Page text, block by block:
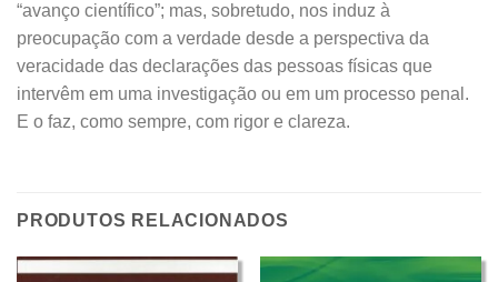
“avanço científico”; mas, sobretudo, nos induz à
preocupação com a verdade desde a perspectiva da
veracidade das declarações das pessoas físicas que
intervêm em uma investigação ou em um processo penal.
E o faz, como sempre, com rigor e clareza.
PRODUTOS RELACIONADOS